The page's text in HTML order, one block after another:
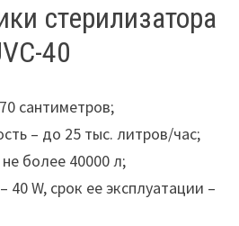
стерилизатора
40
сантиметров;
– до 25 тыс. литров/час;
более 40000 л;
W, срок ее эксплуатации –